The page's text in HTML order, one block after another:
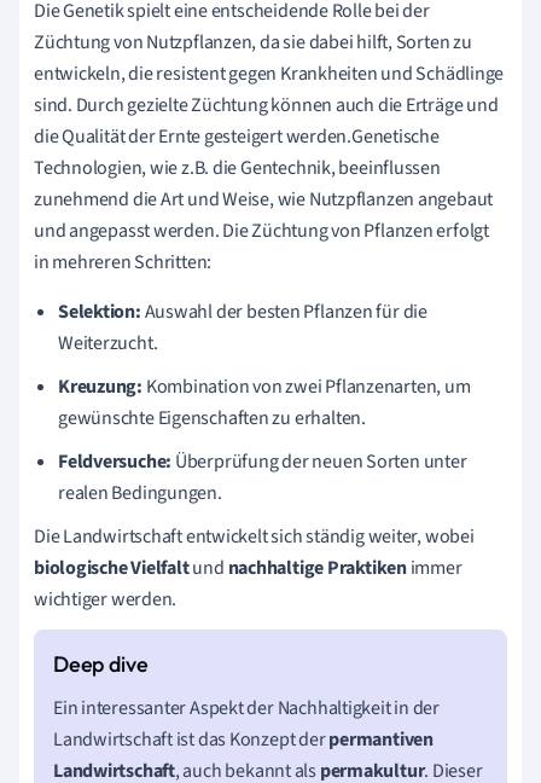
Die Genetik spielt eine entscheidende Rolle bei der
Züchtung von Nutzpflanzen, da sie dabei hilft, Sorten zu
entwickeln, die resistent gegen Krankheiten und Schädlinge
sind. Durch gezielte Züchtung können auch die Erträge und
die Qualität der Ernte gesteigert werden.Genetische
Technologien, wie z.B. die Gentechnik, beeinflussen
zunehmend die Art und Weise, wie Nutzpflanzen angebaut
und angepasst werden. Die Züchtung von Pflanzen erfolgt
in mehreren Schritten:
Selektion:Auswahl der besten Pflanzen für die
Weiterzucht.
Kreuzung: Kombination von zwei Pflanzenarten, um
gewünschte Eigenschaften zu erhalten.
Feldversuche: Überprüfung der neuen Sorten unter
realen Bedingungen.
Die Landwirtschaft entwickelt sich ständig weiter, wobei
biologische Vielfaltund nachhaltige Praktikenimmer
wichtiger werden.
Ein interessanter Aspekt der Nachhaltigkeit in der
Landwirtschaft ist das Konzept derpermantiven
Landwirtschaft, auch bekannt als permakultur. Dieser